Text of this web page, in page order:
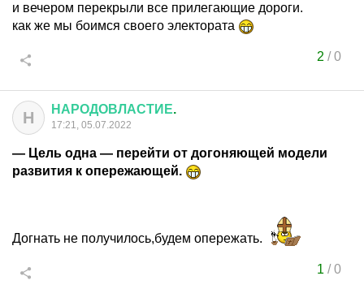
и вечером перекрыли все прилегающие дороги.
как же мы боимся своего электората
2 /0
Н НАРОДОВЛАСТИЕ.
17:21, 05.07.2022
— Цель одна — перейти от догоняющей модели
развития к опережающей.
Догнать не получилось,будем опережать.
1 /0